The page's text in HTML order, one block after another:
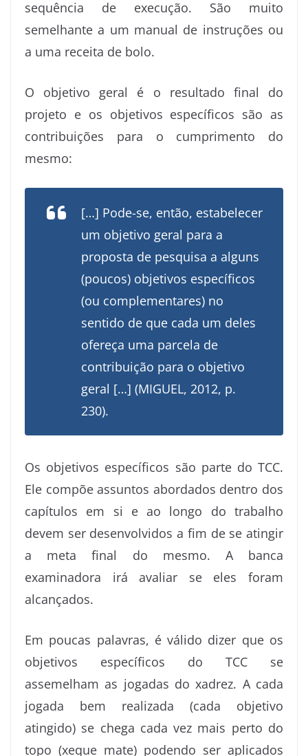
sequência de execução. São muito
semelhante a um manual de instruções ou
a uma receita de bolo.
O objetivo geral é o resultado final do
projeto e os objetivos específicos são as
contribuições para o cumprimento do
mesmo:
[…] Pode-se, então, estabelecer
um objetivo geral para a
proposta de pesquisa a alguns
(poucos) objetivos específicos
(ou complementares) no
sentido de que cada um deles
ofereça uma parcela de
contribuição para o objetivo
geral […] (MIGUEL, 2012, p.
230).
Os objetivos específicos são parte do TCC.
Ele compõe assuntos abordados dentro dos
capítulos em si e ao longo do trabalho
devem ser desenvolvidos a fim de se atingir
a meta final do mesmo. A banca
examinadora irá avaliar se eles foram
alcançados.
Em poucas palavras, é válido dizer que os
objetivos específicos do TCC se
assemelham as jogadas do xadrez. A cada
jogada bem realizada (cada objetivo
atingido) se chega cada vez mais perto do
topo (xeque mate) podendo ser aplicados